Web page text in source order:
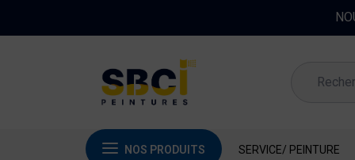
NOS PRODUITS SERVICE/ PEINTURE